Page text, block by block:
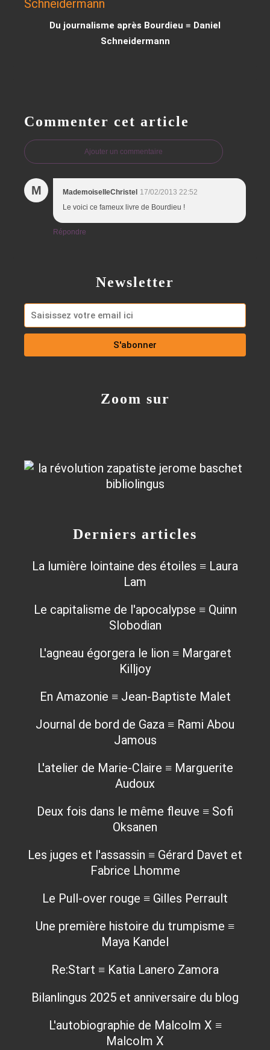
Du journalisme après Bourdieu ≡ Daniel
Schneidermann
Commenter cet article
Ajouter un commentaire
M MademoiselleChristel 17/02/2013 22:52
Le voici ce fameux livre de Bourdieu !
Répondre
Newsletter
Derniers articles
La lumière lointaine des étoiles ≡ Laura
Lam
Le capitalisme de l'apocalypse ≡ Quinn
Slobodian
L'agneau égorgera le lion ≡ Margaret
Killjoy
En Amazonie ≡ Jean-Baptiste Malet
Journal de bord de Gaza ≡ Rami Abou
Jamous
L'atelier de Marie-Claire ≡ Marguerite
Audoux
Deux fois dans le même fleuve ≡ Sofi
Oksanen
Les juges et l'assassin ≡ Gérard Davet et
Fabrice Lhomme
Le Pull-over rouge ≡ Gilles Perrault
Une première histoire du trumpisme ≡
Maya Kandel
Re:Start ≡ Katia Lanero Zamora
Bilanlingus 2025 et anniversaire du blog
L'autobiographie de Malcolm X ≡
Malcolm X
Zoom sur